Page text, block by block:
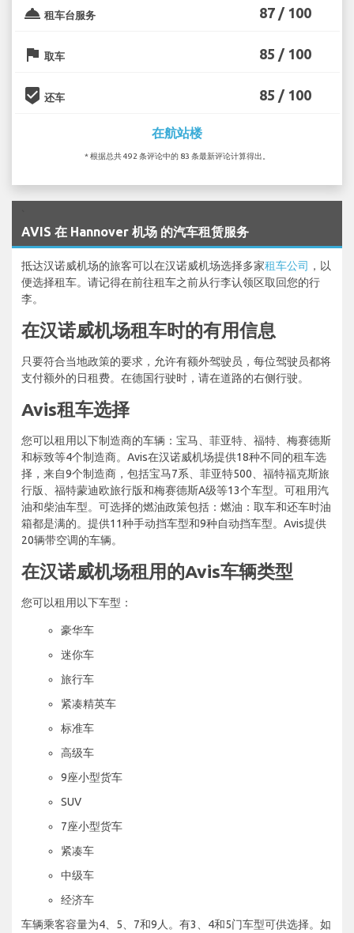
room_service 租车台服务 87 / 100
flag 取车 85 / 100
beenhere 还车 85 / 100
在航站楼
* 根据总共 492 条评论中的 83 条最新评论计算得出。
AVIS 在 Hannover 机场 的汽车租赁服务
抵达汉诺威机场的旅客可以在汉诺威机场选择多家租车公司 ，以
便选择租车。请记得在前往租车之前从行李认领区取回您的行
李。
在汉诺威机场租车时的有用信息
只要符合当地政策的要求，允许有额外驾驶员，每位驾驶员都将
支付额外的日租费。在德国行驶时，请在道路的右侧行驶。
Avis租车选择
您可以租用以下制造商的车辆：宝马、菲亚特、福特、梅赛德斯
和标致等4个制造商。Avis在汉诺威机场提供18种不同的租车选
择，来自9个制造商，包括宝马7系、菲亚特500、福特福克斯旅
行版、福特蒙迪欧旅行版和梅赛德斯A级等13个车型。可租用汽
油和柴油车型。可选择的燃油政策包括：燃油：取车和还车时油
箱都是满的。提供11种手动挡车型和9种自动挡车型。Avis提供
20辆带空调的车辆。
在汉诺威机场租用的Avis车辆类型
您可以租用以下车型：
豪华车
迷你车
旅行车
紧凑精英车
标准车
高级车
9座小型货车
SUV
7座小型货车
紧凑车
中级车
经济车
车辆乘客容量为4、5、7和9人。有3、4和5门车型可供选择。如